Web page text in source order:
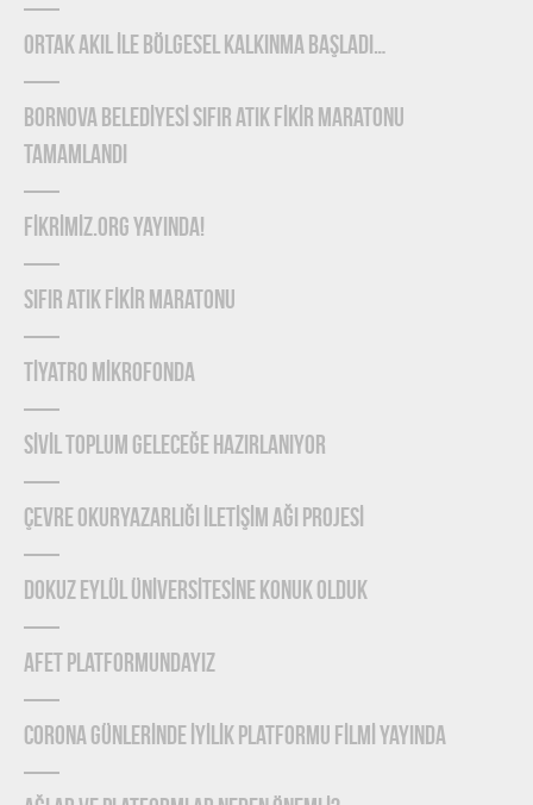
ORTAK AKIL İLE BÖLGESEL KALKINMA BAŞLADI…
BORNOVA BELEDİYESİ SIFIR ATIK FİKİR MARATONU
TAMAMLANDI
FİKRİMİZ.ORG YAYINDA!
SIFIR ATIK FİKİR MARATONU
TİYATRO MİKROFONDA
SİVİL TOPLUM GELECEĞE HAZIRLANIYOR
ÇEVRE OKURYAZARLIĞI İLETİŞİM AĞI PROJESİ
DOKUZ EYLÜL ÜNİVERSİTESİNE KONUK OLDUK
AFET PLATFORMUNDAYIZ
CORONA GÜNLERİNDE İYİLİK PLATFORMU FİLMİ YAYINDA